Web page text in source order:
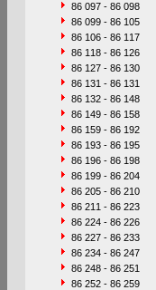
86 097 - 86 098
86 099 - 86 105
86 106 - 86 117
86 118 - 86 126
86 127 - 86 130
86 131 - 86 131
86 132 - 86 148
86 149 - 86 158
86 159 - 86 192
86 193 - 86 195
86 196 - 86 198
86 199 - 86 204
86 205 - 86 210
86 211 - 86 223
86 224 - 86 226
86 227 - 86 233
86 234 - 86 247
86 248 - 86 251
86 252 - 86 259